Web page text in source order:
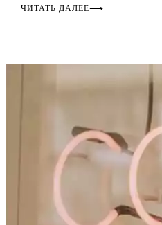
ЧИТАТЬ ДАЛЕЕ⟶